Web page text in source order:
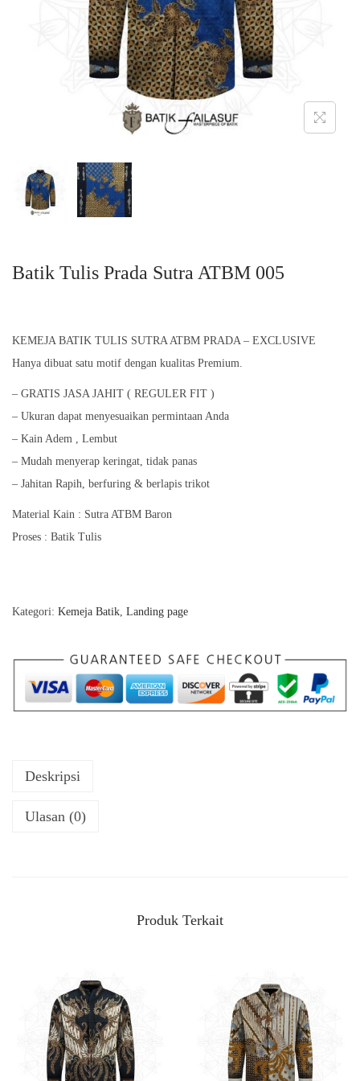
o
n
Batik Tulis Prada Sutra ATBM 005
KEMEJA BATIK TULIS SUTRA ATBM PRADA – EXCLUSIVE
Hanya dibuat satu motif dengan kualitas Premium.
– GRATIS JASA JAHIT ( REGULER FIT )
– Ukuran dapat menyesuaikan permintaan Anda
– Kain Adem , Lembut
– Mudah menyerap keringat, tidak panas
– Jahitan Rapih, berfuring & berlapis trikot
Material Kain : Sutra ATBM Baron
Proses : Batik Tulis
Kategori: Kemeja Batik, Landing page
Deskripsi
Ulasan (0)
Produk Terkait